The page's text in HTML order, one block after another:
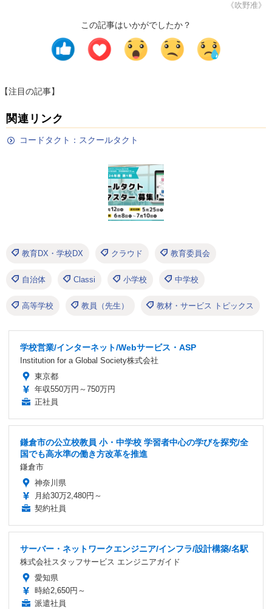
《吹野准》
この記事はいかがでしたか？
【注目の記事】
関連リンク
コードタクト：スクールタクト
教育DX・学校DX クラウド 教育委員会
自治体 Classi 小学校 中学校
高等学校 教員（先生） 教材・サービス トピックス
学校営業/インターネット/Webサービス・ASP
Institution for a Global Society株式会社
東京都
年収550万円～750万円
正社員
鎌倉市の公立校教員 小・中学校 学習者中心の学びを探究/全
国でも高水準の働き方改革を推進
鎌倉市
神奈川県
月給30万2,480円～
契約社員
サーバー・ネットワークエンジニア/インフラ/設計構築/名駅
株式会社スタッフサービス エンジニアガイド
愛知県
時給2,650円～
派遣社員